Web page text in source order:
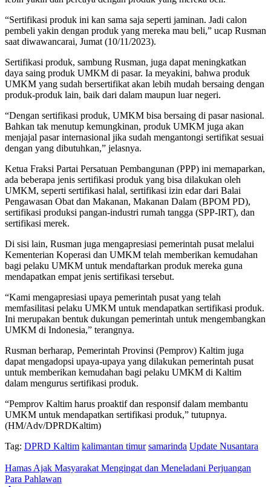
“Sertifikasi produk ini kan sama saja seperti jaminan. Jadi calon
pembeli yakin dengan produk yang mereka mau beli,” ucap Rusman
saat diwawancarai, Jumat (10/11/2023).
Sertifikasi produk, sambung Rusman, juga dapat meningkatkan
daya saing produk UMKM di pasar. Ia meyakini, bahwa produk
UMKM yang sudah bersertifikat akan lebih mudah bersaing dengan
produk-produk lain, baik dari dalam maupun luar negeri.
“Dengan sertifikasi produk, UMKM bisa bersaing di pasar nasional.
Bahkan tak menutup kemungkinan, produk UMKM juga akan
menjajal pasar internasional jika sudah mengantongi sertifikat sesuai
dengan yang dibutuhkan,” jelasnya.
Ketua Fraksi Partai Persatuan Pembangunan (PPP) ini memaparkan,
ada beberapa jenis sertifikasi produk yang bisa dilakukan oleh
UMKM, seperti sertifikasi halal, sertifikasi izin edar dari Balai
Pengawasan Obat dan Makanan, Makanan Dalam (BPOM PD),
sertifikasi produksi pangan-industri rumah tangga (SPP-IRT), dan
sertifikasi merek.
Di sisi lain, Rusman juga mengapresiasi pemerintah pusat melalui
Kementerian Koperasi dan UMKM telah memberikan kemudahan
bagi pelaku UMKM untuk mendaftarkan produk mereka guna
mendapatkan empat jenis sertifikasi tersebut.
“Kami mengapresiasi upaya pemerintah pusat yang telah
memfasilitasi pelaku UMKM untuk mendapatkan sertifikasi produk.
Ini merupakan bentuk dukungan pemerintah untuk mengembangkan
UMKM di Indonesia,” terangnya.
Rusman berharap, Pemerintah Provinsi (Pemprov) Kaltim juga
dapat mengadopsi upaya-upaya yang dilakukan pemerintah pusat
untuk memberikan kemudahan bagi pelaku UMKM di Kaltim
dalam mengurus sertifikasi produk.
“Pemprov Kaltim harus proaktif dan responsif dalam membantu
UMKM untuk mendapatkan sertifikasi produk,” tutupnya.
(HM/Adv/DPRDKaltim)
Tag: DPRD Kaltim kalimantan timur samarinda Update Nusantara
Hamas Ajak Masyarakat Mengingat dan Meneladani Perjuangan
Para Pahlawan